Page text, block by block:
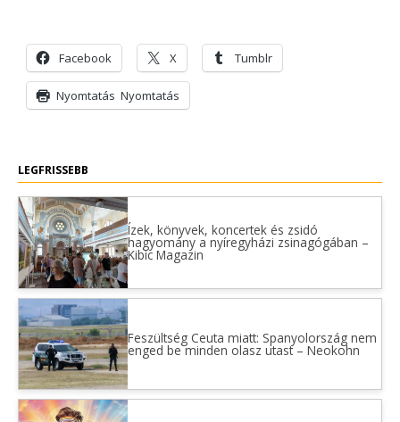
Facebook X Tumblr
Nyomtatás Nyomtatás
LEGFRISSEBB
Ízek, könyvek, koncertek és zsidó
hagyomány a nyíregyházi zsinagógában –
Kibic Magazin
Feszültség Ceuta miatt: Spanyolország nem
enged be minden olasz utast – Neokohn